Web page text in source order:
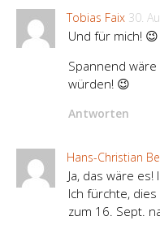
Tobias Faix 30.
Und für mich! 😉
Spannend
würden! 😉
Antworten
Hans-Christian
Ja, das wäre
Ich fürchte,
zum 16. Sept.